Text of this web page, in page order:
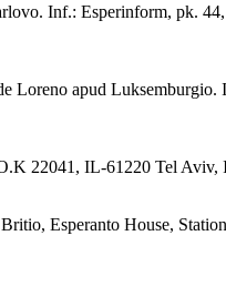
Inf.: Esperinform, pk.
Loreno apud
22041, IL-61220 Tel Aviv,
Esperanto House,